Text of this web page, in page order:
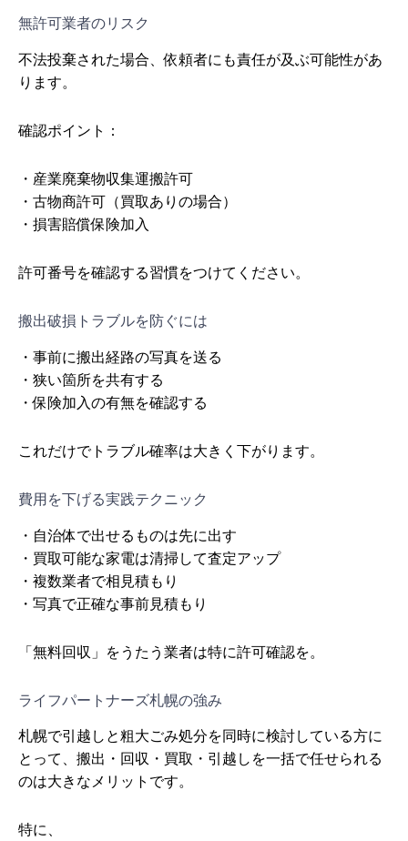
無許可業者のリスク
不法投棄された場合、依頼者にも責任が及ぶ可能性があ
ります。
確認ポイント：
・産業廃棄物収集運搬許可
・古物商許可（買取ありの場合）
・損害賠償保険加入
許可番号を確認する習慣をつけてください。
搬出破損トラブルを防ぐには
・事前に搬出経路の写真を送る
・狭い箇所を共有する
・保険加入の有無を確認する
これだけでトラブル確率は大きく下がります。
費用を下げる実践テクニック
・自治体で出せるものは先に出す
・買取可能な家電は清掃して査定アップ
・複数業者で相見積もり
・写真で正確な事前見積もり
「無料回収」をうたう業者は特に許可確認を。
ライフパートナーズ札幌の強み
札幌で引越しと粗大ごみ処分を同時に検討している方に
とって、搬出・回収・買取・引越しを一括で任せられる
のは大きなメリットです。
特に、